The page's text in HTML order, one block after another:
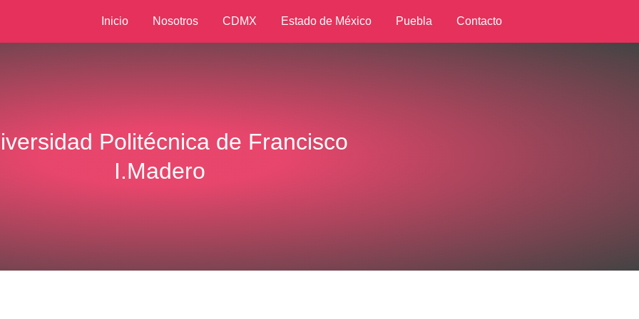
Inicio Nosotros CDMX Estado de México Puebla Contacto
Politécnica de Francisco
I.Madero